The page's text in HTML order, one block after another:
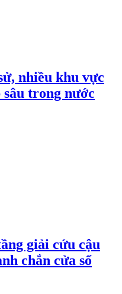
nhiều khu vực
trong nước
giải cứu cậu
chắn cửa sổ